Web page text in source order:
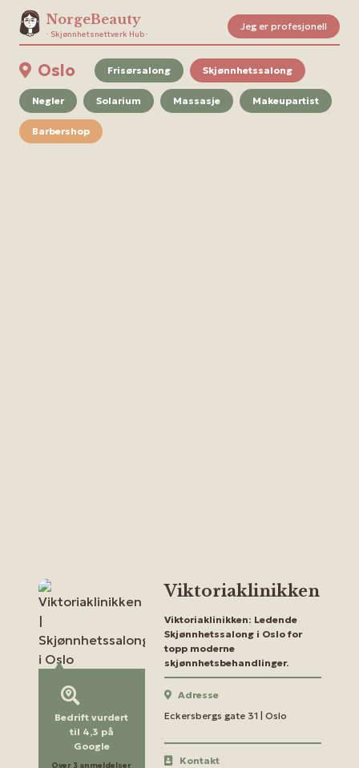
NorgeBeauty
· Skjønnhetsnettverk Hub ·
Jeg er profesjonell
Oslo Frisørsalong Skjønnhetssalong
Negler Solarium Massasje Makeupartist
Barbershop
Bedrift vurdert
til 4,3 på
Google
Over 3 anmeldelser
Viktoriaklinikken
Viktoriaklinikken: Ledende
Skjønnhetssalong i Oslo for
topp moderne
skjønnhetsbehandlinger.
Adresse
Eckersbergs gate 31 | Oslo
Kontakt